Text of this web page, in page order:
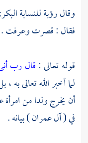
وقالرؤبةللنسابة
فقال : قصرت وعرفت .
قوله تعالى :قال رب
لما أخبر الله تعالى
أن يخرج ولدا من
في ( آل عمران ) بيانه .